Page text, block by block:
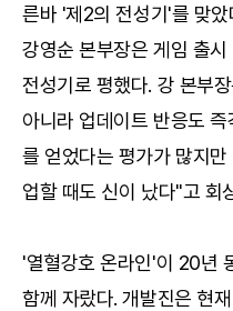
른바 '제2의 전성기'를 맞
강영순 본부장은 게임 출
전성기로 평했다. 강 본부
아니라 업데이트 반응도
를 얻었다는 평가가 많지
업할 때도 신이 났다"고 회
'열혈강호 온라인'이 20년
함께 자랐다. 개발진은 현